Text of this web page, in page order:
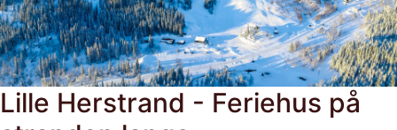
Lille Herstrand - Feriehus på